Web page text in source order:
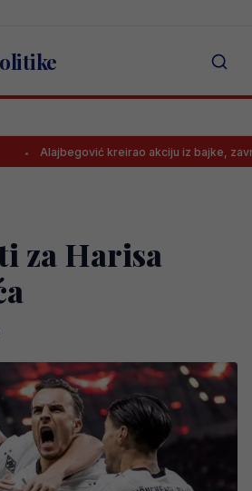
kreirao akciju iz bajke, završila je
za Harisa